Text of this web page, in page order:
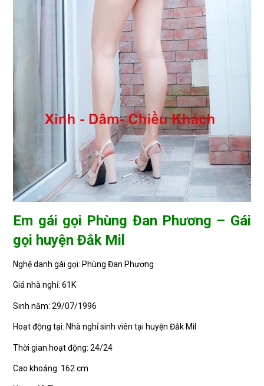
Em gái gọi Phùng Đan Phương – Gái
gọi huyện Đắk Mil
Nghệ danh gái gọi: Phùng Đan Phương
Giá nhà nghỉ: 61K
Sinh năm: 29/07/1996
Hoạt động tại: Nhà nghỉ sinh viên tại huyện Đắk Mil
Thời gian hoạt động: 24/24
Cao khoảng: 162 cm